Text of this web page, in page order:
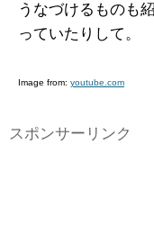
うなづけるものも
っていたりして。
Image from: youtube.com
スポンサーリンク